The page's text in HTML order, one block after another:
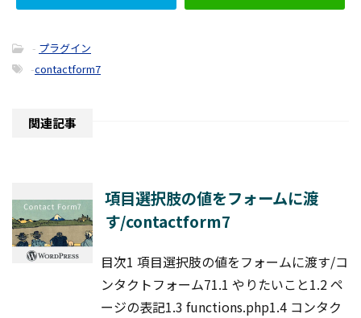
- プラグイン
-contactform7
関連記事
項目選択肢の値をフォームに渡
す/contactform7
目次1 項目選択肢の値をフォームに渡す/コ
ンタクトフォーム71.1 やりたいこと1.2 ペ
ージの表記1.3 functions.php1.4 コンタク